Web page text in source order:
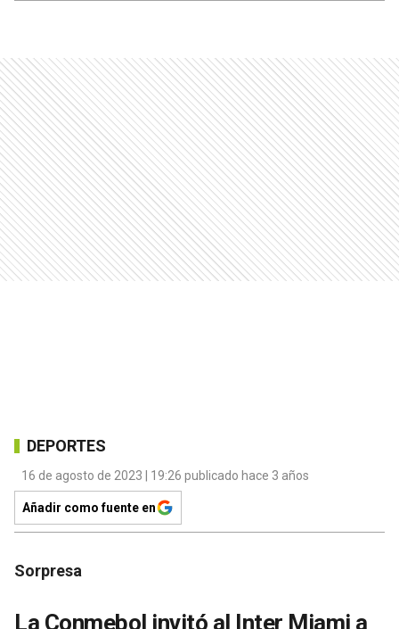
DEPORTES
16 de agosto de 2023 | 19:26 publicado hace 3 años
Añadir como fuente en
Sorpresa
La Conmebol invitó al Inter Miami a